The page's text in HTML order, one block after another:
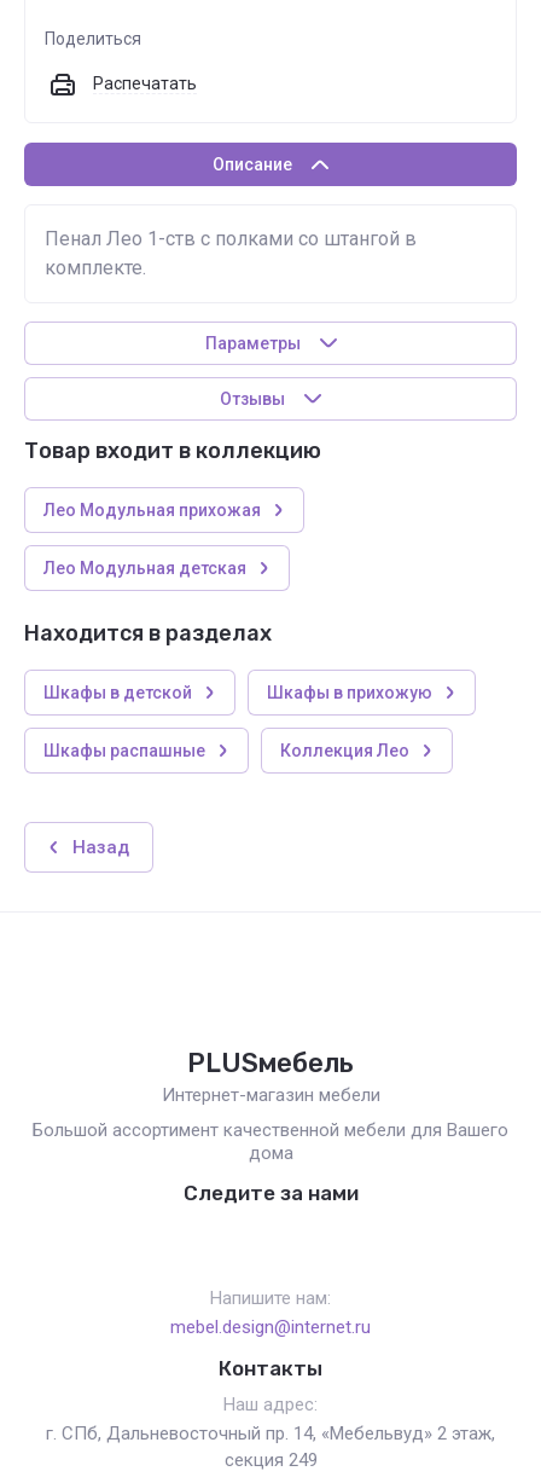
Поделиться
Распечатать
Описание
Пенал Лео 1-ств с полками со штангой в
комплекте.
Параметры
Отзывы
Товар входит в коллекцию
Лео Модульная прихожая
Лео Модульная детская
Находится в разделах
Шкафы в детской Шкафы в прихожую
Шкафы распашные Коллекция Лео
Назад
PLUSмебель
Интернет-магазин мебели
Большой ассортимент качественной мебели для Вашего
дома
Следите за нами
Напишите нам:
mebel.design@internet.ru
Контакты
Наш адрес:
г. СПб, Дальневосточный пр. 14, «Мебельвуд» 2 этаж,
секция 249